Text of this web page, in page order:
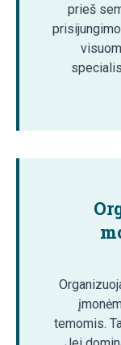
prieš
temomis.